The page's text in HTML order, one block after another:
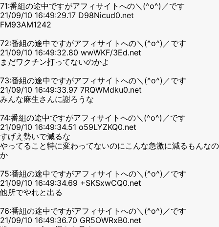
71:番組の途中ですがアフィサイトへの＼(^o^)／です
21/09/10 16:49:29.17 D98Nicud0.net
FM93AM1242
72:番組の途中ですがアフィサイトへの＼(^o^)／です
21/09/10 16:49:32.80 wwWKF/3Ed.net
まだワクチン打ってないのかよ
73:番組の途中ですがアフィサイトへの＼(^o^)／です
21/09/10 16:49:33.97 7RQWMdku0.net
みんな麻生さんに謝ろうな
74:番組の途中ですがアフィサイトへの＼(^o^)／です
21/09/10 16:49:34.51 o59LYZKQ0.net
すげえ勢いで減るな
やってること特に変わってないのにこんな急激に減るもんなの
か
75:番組の途中ですがアフィサイトへの＼(^o^)／です
21/09/10 16:49:34.69 +SKSxwCQ0.net
他所でやれと出る
76:番組の途中ですがアフィサイトへの＼(^o^)／です
21/09/10 16:49:36.70 GR5OWRxB0.net